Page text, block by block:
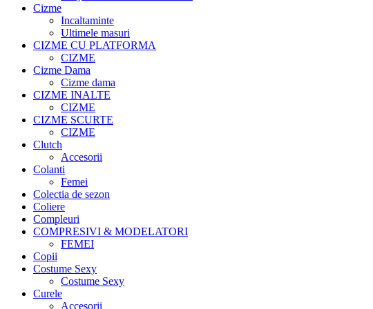
Cizme
Incaltaminte
Ultimele masuri
CIZME CU PLATFORMA
CIZME
Cizme Dama
Cizme dama
CIZME INALTE
CIZME
CIZME SCURTE
CIZME
Clutch
Accesorii
Colanti
Femei
Colectia de sezon
Coliere
Compleuri
COMPRESIVI & MODELATORI
FEMEI
Copii
Costume Sexy
Costume Sexy
Curele
Accesorii